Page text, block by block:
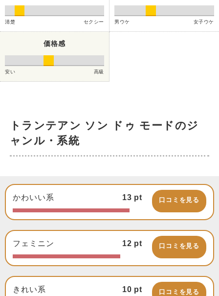
清楚 セクシー 男ウケ 女子ウケ
価格感
安い 高級
トランテアン ソン ドゥ モードのジ
ャンル・系統
かわいい系 13 pt 口コミを見る
フェミニン 12 pt 口コミを見る
きれい系 10 pt 口コミを見る